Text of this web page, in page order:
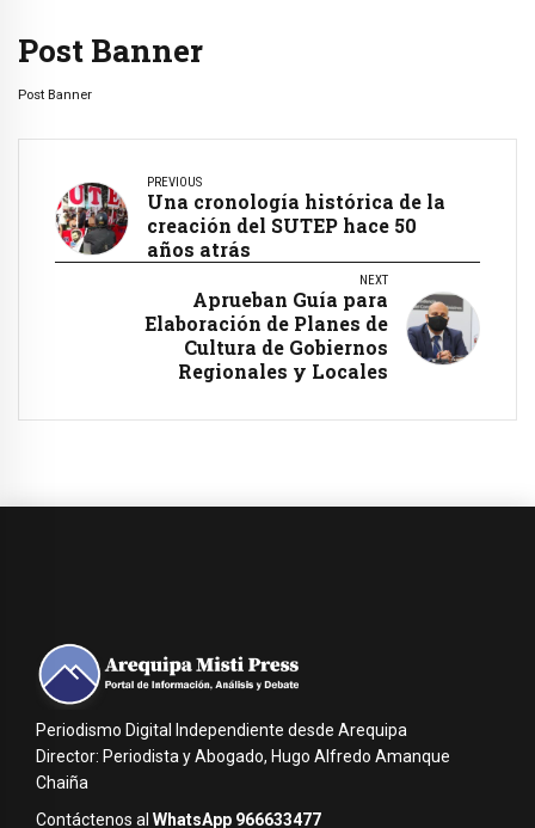
Post Banner
Post Banner
PREVIOUS
Una cronología histórica de la
creación del SUTEP hace 50
años atrás
NEXT
Aprueban Guía para
Elaboración de Planes de
Cultura de Gobiernos
Regionales y Locales
Periodismo Digital Independiente desde Arequipa
Director: Periodista y Abogado, Hugo Alfredo Amanque
Chaiña
Contáctenos al WhatsApp 966633477